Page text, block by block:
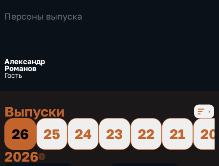
Персоны выпуска
Александр
Романов
Гость
Выпуски
26
25 24 23 22 21
20
20262026